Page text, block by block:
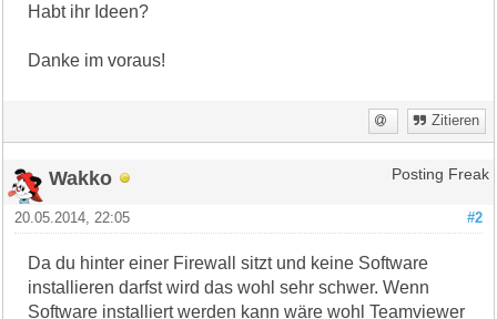
Habt ihr Ideen?
Danke im voraus!
Zitieren
Wakko Posting Freak
#2
20.05.2014, 22:05
Da du hinter einer Firewall sitzt und keine Software
installieren darfst wird das wohl sehr schwer. Wenn
Software installiert werden kann wäre wohl Teamviewer